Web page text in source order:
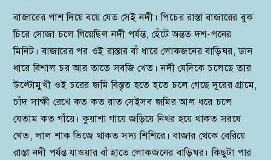
বাজারের পাশ দিয়ে বয়ে যেত সেই নদী। পিচের রাস্তা বাজারের বুক
চিরে সোজা চলে গিয়েছিল নদী পর্যন্ত, হেঁটে অন্তত দশ-পনের
মিনিট। বাজারের পর ওই রাস্তার বাঁ ধারে লোকজনের বাড়িঘর, ডান
ধারে বিশাল চর আর তাতে সবজি খেত। নদী যেদিকে চলেছে তার
উল্টোমুখী ওই চরের জমি বিস্তৃত হতে হতে চলে গেছে দূরের গ্রামে,
চাঁদ সাক্ষী রেখে কত কত রাত সেইসব জমির আল ধরে চলে
যেতাম কত গাঁয়ে। কুয়াশা গায়ে জড়িয়ে নিথর হয়ে থাকত সরষে
খেত, লাল শাক ভিজে থাকত সদ্য শিশিরে। বাজার থেকে বেরিয়ে
রাস্তা নদী পর্যন্ত যাওয়ার বাঁ হাতে লোকজনের বাড়িঘর। কিছুটা পার